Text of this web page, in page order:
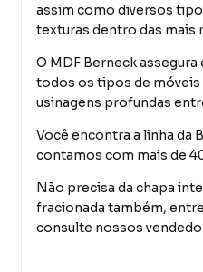
assim como diversos
texturas dentro das mais
O MDF Berneck
todos os tipos de móveis
usinagens profundas
Você encontra a linha da
contamos com mais de
Não precisa da chapa
fracionada também,
consulte nossos